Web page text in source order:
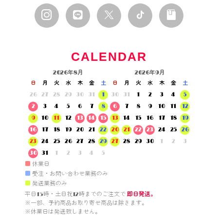
CALENDAR
2026年8月
日 月 火 水 木 金
土
26
27 28 29 30 31
1
2
3 4 5 6 7
8
9
10 11 12 13 14
15
16
17 18 19 20 21
22
23
24 25 26 27 28
29
30
31 1 2 3 4 5
2026年9月
日 月 火 水 木 金
土
30
31 1 2 3 4
5
6
7 8 9 10 11
12
13
14 15 16 17 18
19
20
21 22 23 24 25
26
27
28 29 30 1 2 3
■ 休業日
■ 受注・お問い合わせ業務のみ
■ 発送業務のみ
平日15時・土日祝12時までのご注文で 即日発送。
※一部、予約商品お取り寄せ商品は除きます。
※休業日は発送致しません。